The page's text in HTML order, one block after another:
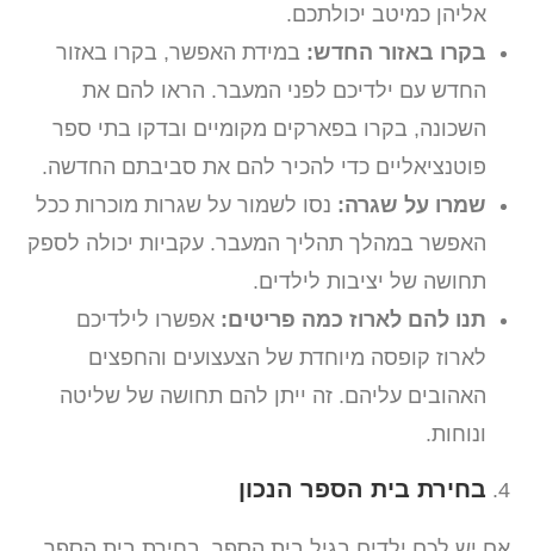
אליהן כמיטב יכולתכם.
בקרו באזור החדש: במידת האפשר, בקרו באזור
החדש עם ילדיכם לפני המעבר. הראו להם את
השכונה, בקרו בפארקים מקומיים ובדקו בתי ספר
פוטנציאליים כדי להכיר להם את סביבתם החדשה.
שמרו על שגרה: נסו לשמור על שגרות מוכרות ככל
האפשר במהלך תהליך המעבר. עקביות יכולה לספק
תחושה של יציבות לילדים.
תנו להם לארוז כמה פריטים: אפשרו לילדיכם
לארוז קופסה מיוחדת של הצעצועים והחפצים
האהובים עליהם. זה ייתן להם תחושה של שליטה
ונוחות.
בחירת בית הספר הנכון